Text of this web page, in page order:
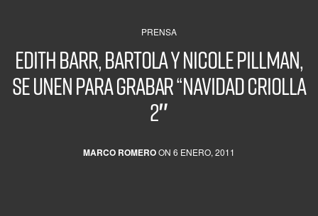
PRENSA
Edith Barr, Bartola y Nicole Pillman,
se unen para grabar “Navidad Criolla
2″
MARCO ROMEROON 6 ENERO, 2011